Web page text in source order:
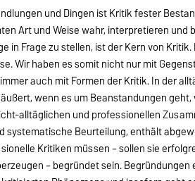
und Dingen ist Kritik fester
Art und Weise wahr, interpretieren und
in Frage zu stellen, ist der Kern von
Wir haben es somit nicht nur mit
auch mit Formen der Kritik. In der
wenn es um Beanstandungen geht,
alltäglichen und professionellen
systematische Beurteilung, enthält
Kritiken müssen – sollen sie
– begründet sein.